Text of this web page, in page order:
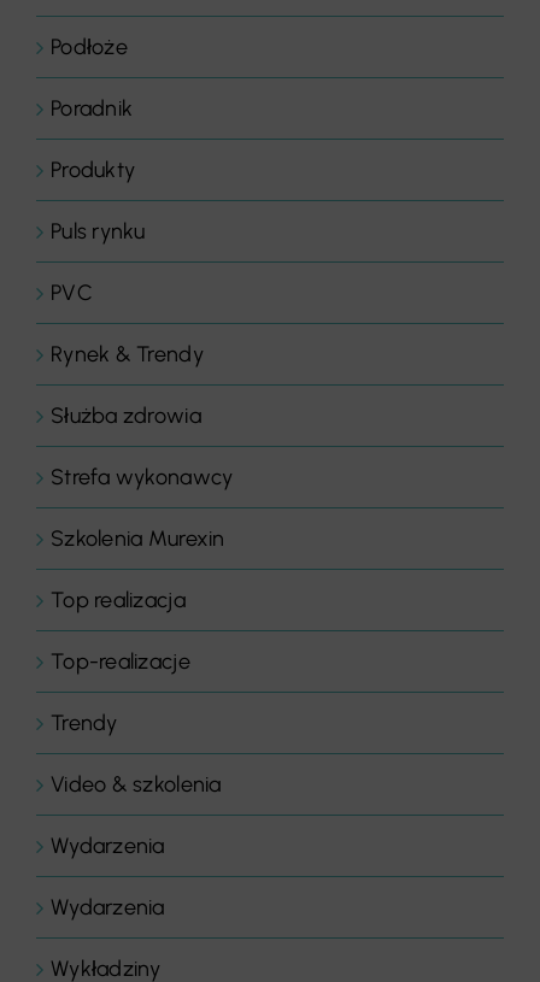
Podłoże
Poradnik
Produkty
Puls rynku
PVC
Rynek & Trendy
Służba zdrowia
Strefa wykonawcy
Szkolenia Murexin
Top realizacja
Top-realizacje
Trendy
Video & szkolenia
Wydarzenia
Wydarzenia
Wykładziny